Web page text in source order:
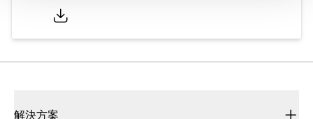
解決方案